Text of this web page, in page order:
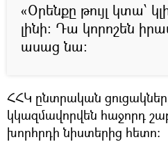
«Օրենքը թույլ կտա՝
լինի։ Դա կորոշեն
ասաց նա։
ՀՀԿ ընտրական
կկազմավորվեն հաջորդ
խորհրդի նիստերից հետո։